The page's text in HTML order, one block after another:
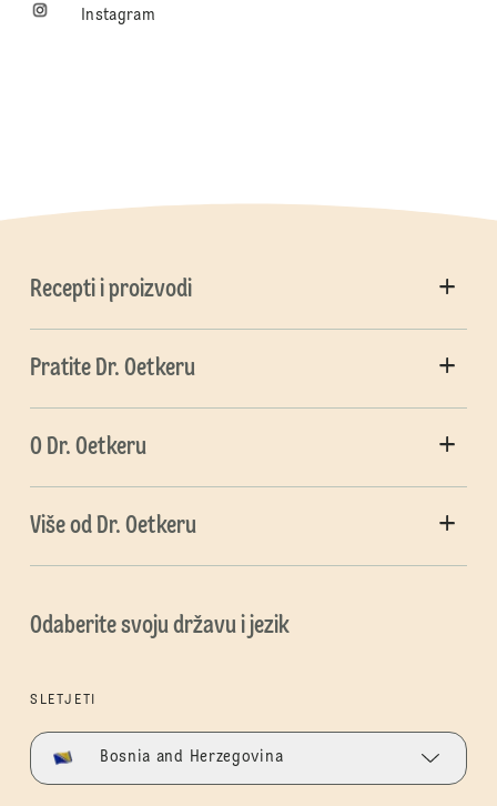
Instagram
Recepti i proizvodi
Pratite Dr. Oetkeru
O Dr. Oetkeru
Više od Dr. Oetkeru
Odaberite svoju državu i jezik
SLETJETI
Bosnia and Herzegovina